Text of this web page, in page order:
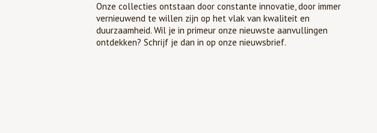
Onze collecties ontstaan door constante innovatie, door immer
vernieuwend te willen zijn op het vlak van kwaliteit en
duurzaamheid. Wil je in primeur onze nieuwste aanvullingen
ontdekken? Schrijf je dan in op onze nieuwsbrief.